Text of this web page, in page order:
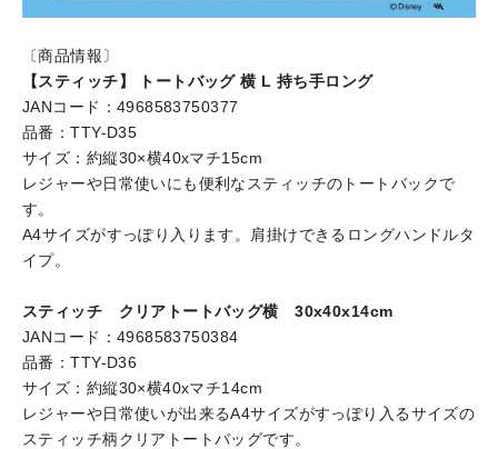
〔商品情報〕
【スティッチ】 トートバッグ 横 L 持ち手ロング
JANコード：4968583750377
品番：TTY-D35
サイズ：約縦30×横40xマチ15cm
レジャーや日常使いにも便利なスティッチのトートバックで
す。
A4サイズがすっぽり入ります。肩掛けできるロングハンドルタ
イプ。
スティッチ クリアトートバッグ横 30x40x14cm
JANコード：4968583750384
品番：TTY-D36
サイズ：約縦30×横40xマチ14cm
レジャーや日常使いが出来るA4サイズがすっぽり入るサイズの
スティッチ柄クリアトートバッグです。